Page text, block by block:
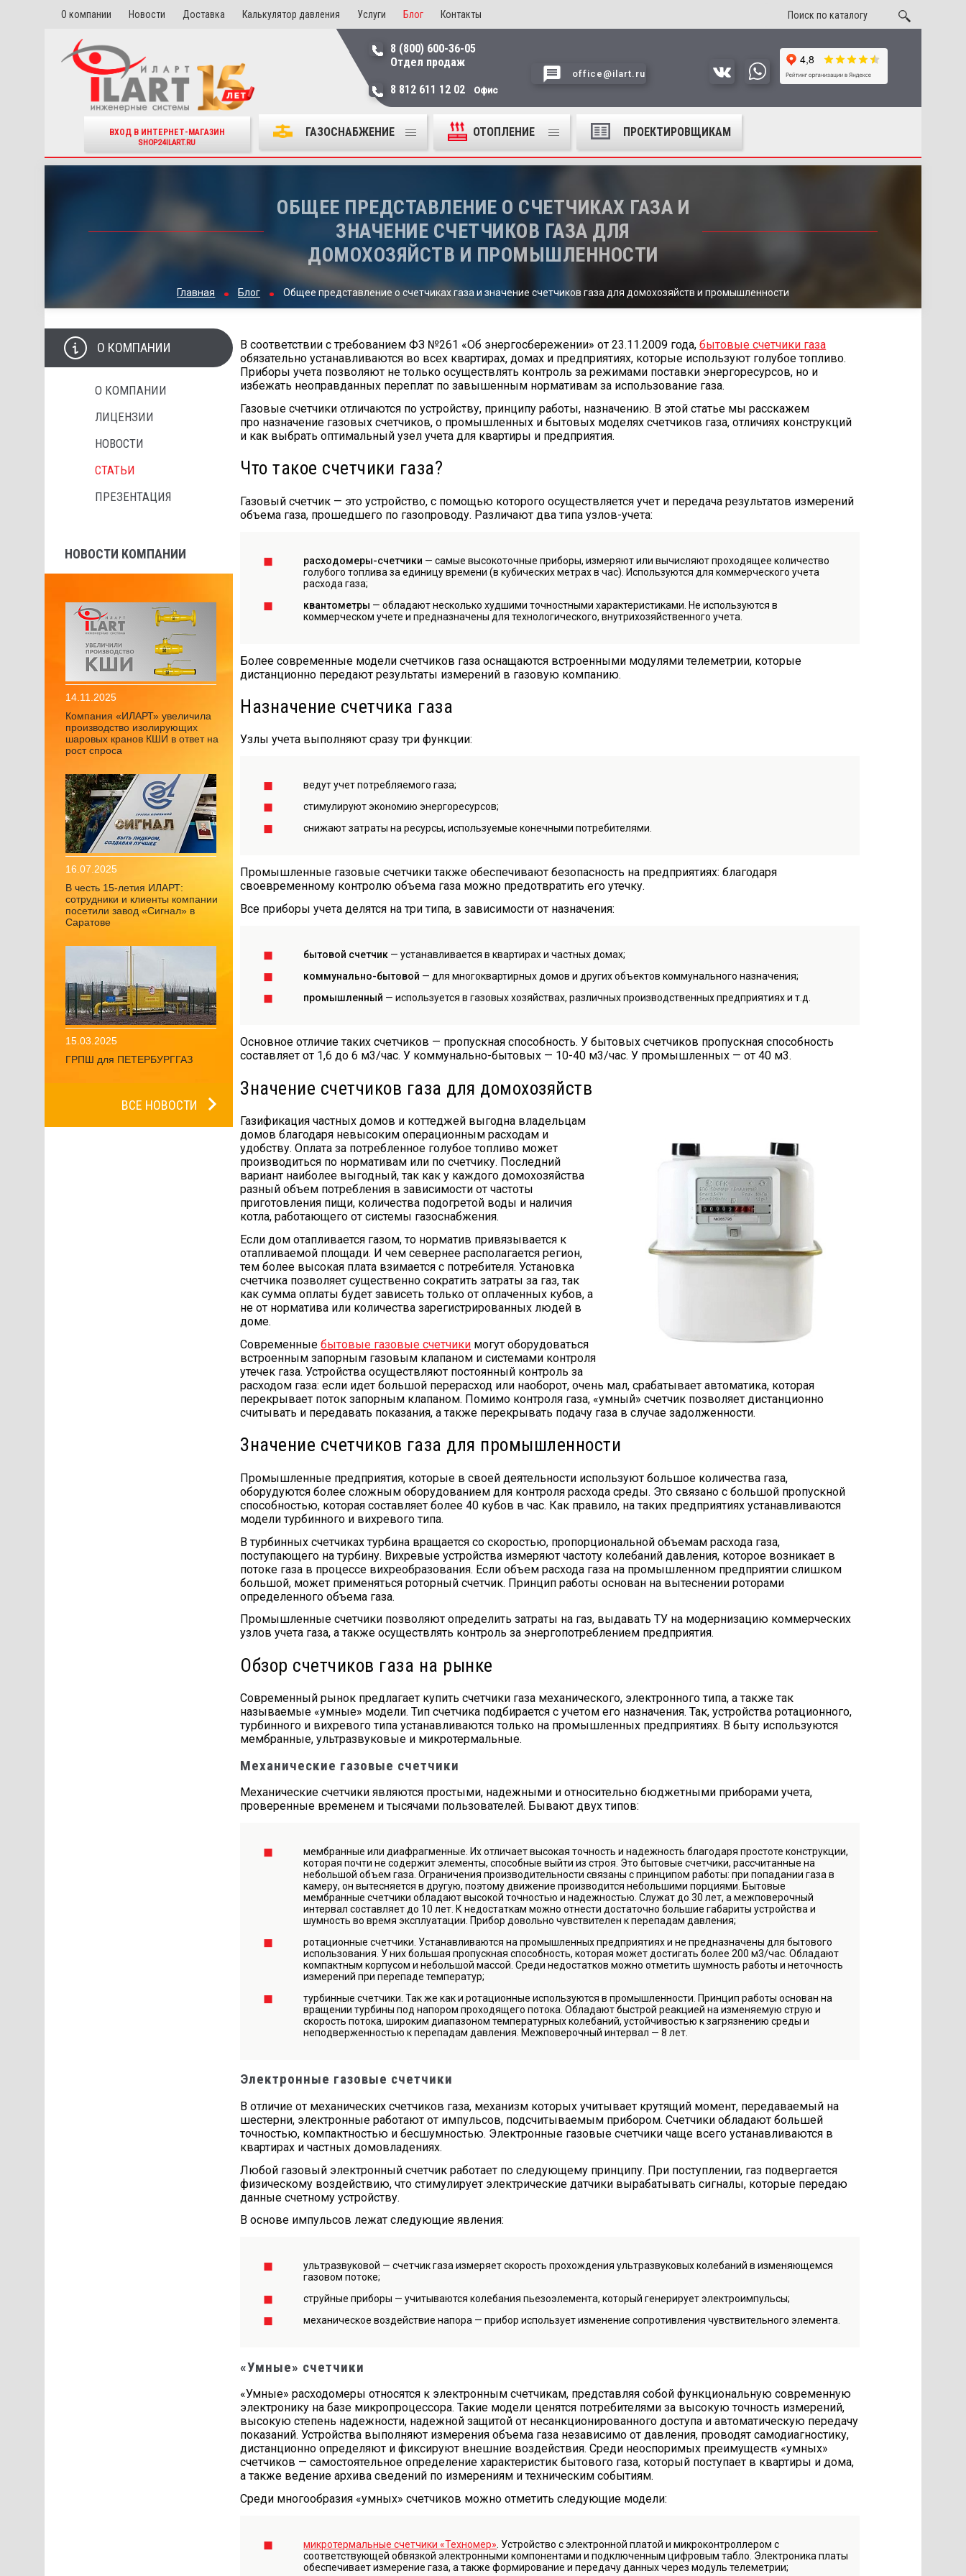
О компании Новости Доставка Калькулятор давления Услуги Блог Контакты
ВХОД В ИНТЕРНЕТ-МАГАЗИН
SHOP24ILART.RU
8 (800) 600-36-05
Отдел продаж
8 812 611 12 02
Офис
office@ilart.ru
ГАЗОСНАБЖЕНИЕ ОТОПЛЕНИЕ ПРОЕКТИРОВЩИКАМ
ОБЩЕЕ ПРЕДСТАВЛЕНИЕ О СЧЕТЧИКАХ ГАЗА И
ЗНАЧЕНИЕ СЧЕТЧИКОВ ГАЗА ДЛЯ
ДОМОХОЗЯЙСТВ И ПРОМЫШЛЕННОСТИ
Главная Блог Общее представление о счетчиках газа и значение счетчиков газа для домохозяйств и промышленности
О КОМПАНИИ
О КОМПАНИИ
ЛИЦЕНЗИИ
НОВОСТИ
СТАТЬИ
ПРЕЗЕНТАЦИЯ
НОВОСТИ КОМПАНИИ
14.11.2025
Компания «ИЛАРТ» увеличила
производство изолирующих
шаровых кранов КШИ в ответ на
рост спроса
16.07.2025
В честь 15-летия ИЛАРТ:
сотрудники и клиенты компании
посетили завод «Сигнал» в
Саратове
15.03.2025
ГРПШ для ПЕТЕРБУРГГАЗ
ВСЕ НОВОСТИ
В соответствии с требованием ФЗ №261 «Об энергосбережении» от 23.11.2009 года,бытовые счетчики газа
обязательно устанавливаются во всех квартирах, домах и предприятиях, которые используют голубое топливо.
Приборы учета позволяют не только осуществлять контроль за режимами поставки энергоресурсов, но и
избежать неоправданных переплат по завышенным нормативам за использование газа.
Газовые счетчики отличаются по устройству, принципу работы, назначению. В этой статье мы расскажем
про назначение газовых счетчиков, о промышленных и бытовых моделях счетчиков газа, отличиях конструкций
и как выбрать оптимальный узел учета для квартиры и предприятия.
Что такое счетчики газа?
Газовый счетчик — это устройство, с помощью которого осуществляется учет и передача результатов измерений
объема газа, прошедшего по газопроводу. Различают два типа узлов-учета:
расходомеры-счетчики — самые высокоточные приборы, измеряют или вычисляют проходящее количество
голубого топлива за единицу времени (в кубических метрах в час). Используются для коммерческого учета
расхода газа;
квантометры — обладают несколько худшими точностными характеристиками. Не используются в
коммерческом учете и предназначены для технологического, внутрихозяйственного учета.
Более современные модели счетчиков газа оснащаются встроенными модулями телеметрии, которые
дистанционно передают результаты измерений в газовую компанию.
Назначение счетчика газа
Узлы учета выполняют сразу три функции:
ведут учет потребляемого газа;
стимулируют экономию энергоресурсов;
снижают затраты на ресурсы, используемые конечными потребителями.
Промышленные газовые счетчики также обеспечивают безопасность на предприятиях: благодаря
своевременному контролю объема газа можно предотвратить его утечку.
Все приборы учета делятся на три типа, в зависимости от назначения:
бытовой счетчик — устанавливается в квартирах и частных домах;
коммунально-бытовой — для многоквартирных домов и других объектов коммунального назначения;
промышленный — используется в газовых хозяйствах, различных производственных предприятиях и т.д.
Основное отличие таких счетчиков — пропускная способность. У бытовых счетчиков пропускная способность
составляет от 1,6 до 6 м3/час. У коммунально-бытовых — 10-40 м3/час. У промышленных — от 40 м3.
Значение счетчиков газа для домохозяйств
Газификация частных домов и коттеджей выгодна владельцам
домов благодаря невысоким операционным расходам и
удобству. Оплата за потребленное голубое топливо может
производиться по нормативам или по счетчику. Последний
вариант наиболее выгодный, так как у каждого домохозяйства
разный объем потребления в зависимости от частоты
приготовления пищи, количества подогретой воды и наличия
котла, работающего от системы газоснабжения.
Если дом отапливается газом, то норматив привязывается к
отапливаемой площади. И чем севернее располагается регион,
тем более высокая плата взимается с потребителя. Установка
счетчика позволяет существенно сократить затраты за газ, так
как сумма оплаты будет зависеть только от оплаченных кубов, а
не от норматива или количества зарегистрированных людей в
доме.
Современныебытовые газовые счетчики могут оборудоваться
встроенным запорным газовым клапаном и системами контроля
утечек газа. Устройства осуществляют постоянный контроль за
расходом газа: если идет большой перерасход или наоборот, очень мал, срабатывает автоматика, которая
перекрывает поток запорным клапаном. Помимо контроля газа, «умный» счетчик позволяет дистанционно
считывать и передавать показания, а также перекрывать подачу газа в случае задолженности.
Значение счетчиков газа для промышленности
Промышленные предприятия, которые в своей деятельности используют большое количества газа,
оборудуются более сложным оборудованием для контроля расхода среды. Это связано с большой пропускной
способностью, которая составляет более 40 кубов в час. Как правило, на таких предприятиях устанавливаются
модели турбинного и вихревого типа.
В турбинных счетчиках турбина вращается со скоростью, пропорциональной объемам расхода газа,
поступающего на турбину. Вихревые устройства измеряют частоту колебаний давления, которое возникает в
потоке газа в процессе вихреобразования. Если объем расхода газа на промышленном предприятии слишком
большой, может применяться роторный счетчик. Принцип работы основан на вытеснении роторами
определенного объема газа.
Промышленные счетчики позволяют определить затраты на газ, выдавать ТУ на модернизацию коммерческих
узлов учета газа, а также осуществлять контроль за энергопотреблением предприятия.
Обзор счетчиков газа на рынке
Современный рынок предлагает купить счетчики газа механического, электронного типа, а также так
называемые «умные» модели. Тип счетчика подбирается с учетом его назначения. Так, устройства ротационного,
турбинного и вихревого типа устанавливаются только на промышленных предприятиях. В быту используются
мембранные, ультразвуковые и микротермальные.
Механические газовые счетчики
Механические счетчики являются простыми, надежными и относительно бюджетными приборами учета,
проверенные временем и тысячами пользователей. Бывают двух типов:
мембранные или диафрагменные. Их отличает высокая точность и надежность благодаря простоте конструкции,
которая почти не содержит элементы, способные выйти из строя. Это бытовые счетчики, рассчитанные на
небольшой объем газа. Ограничения производительности связаны с принципом работы: при попадании газа в
камеру, он вытесняется в другую, поэтому движение производится небольшими порциями. Бытовые
мембранные счетчики обладают высокой точностью и надежностью. Служат до 30 лет, а межповерочный
интервал составляет до 10 лет. К недостаткам можно отнести достаточно большие габариты устройства и
шумность во время эксплуатации. Прибор довольно чувствителен к перепадам давления;
ротационные счетчики. Устанавливаются на промышленных предприятиях и не предназначены для бытового
использования. У них большая пропускная способность, которая может достигать более 200 м3/час. Обладают
компактным корпусом и небольшой массой. Среди недостатков можно отметить шумность работы и неточность
измерений при перепаде температур;
турбинные счетчики. Так же как и ротационные используются в промышленности. Принцип работы основан на
вращении турбины под напором проходящего потока. Обладают быстрой реакцией на изменяемую струю и
скорость потока, широким диапазоном температурных колебаний, устойчивостью к загрязнению среды и
неподверженностью к перепадам давления. Межповерочный интервал — 8 лет.
Электронные газовые счетчики
В отличие от механических счетчиков газа, механизм которых учитывает крутящий момент, передаваемый на
шестерни, электронные работают от импульсов, подсчитываемым прибором. Счетчики обладают большей
точностью, компактностью и бесшумностью. Электронные газовые счетчики чаще всего устанавливаются в
квартирах и частных домовладениях.
Любой газовый электронный счетчик работает по следующему принципу. При поступлении, газ подвергается
физическому воздействию, что стимулирует электрические датчики вырабатывать сигналы, которые передаю
данные счетному устройству.
В основе импульсов лежат следующие явления:
ультразвуковой — счетчик газа измеряет скорость прохождения ультразвуковых колебаний в изменяющемся
газовом потоке;
струйные приборы — учитываются колебания пьезоэлемента, который генерирует электроимпульсы;
механическое воздействие напора — прибор использует изменение сопротивления чувствительного элемента.
«Умные» счетчики
«Умные» расходомеры относятся к электронным счетчикам, представляя собой функциональную современную
электронику на базе микропроцессора. Такие модели ценятся потребителями за высокую точность измерений,
высокую степень надежности, надежной защитой от несанкционированного доступа и автоматическую передачу
показаний. Устройства выполняют измерения объема газа независимо от давления, проводят самодиагностику,
дистанционно определяют и фиксируют внешние воздействия. Среди неоспоримых преимуществ «умных»
счетчиков — самостоятельное определение характеристик бытового газа, который поступает в квартиры и дома,
а также ведение архива сведений по измерениям и техническим событиям.
Среди многообразия «умных» счетчиков можно отметить следующие модели:
микротермальные счетчики «Техномер» . Устройство с электронной платой и микроконтроллером с
соответствующей обвязкой электронными компонентами и подключенным цифровым табло. Электроника платы
обеспечивает измерение газа, а также формирование и передачу данных через модуль телеметрии;